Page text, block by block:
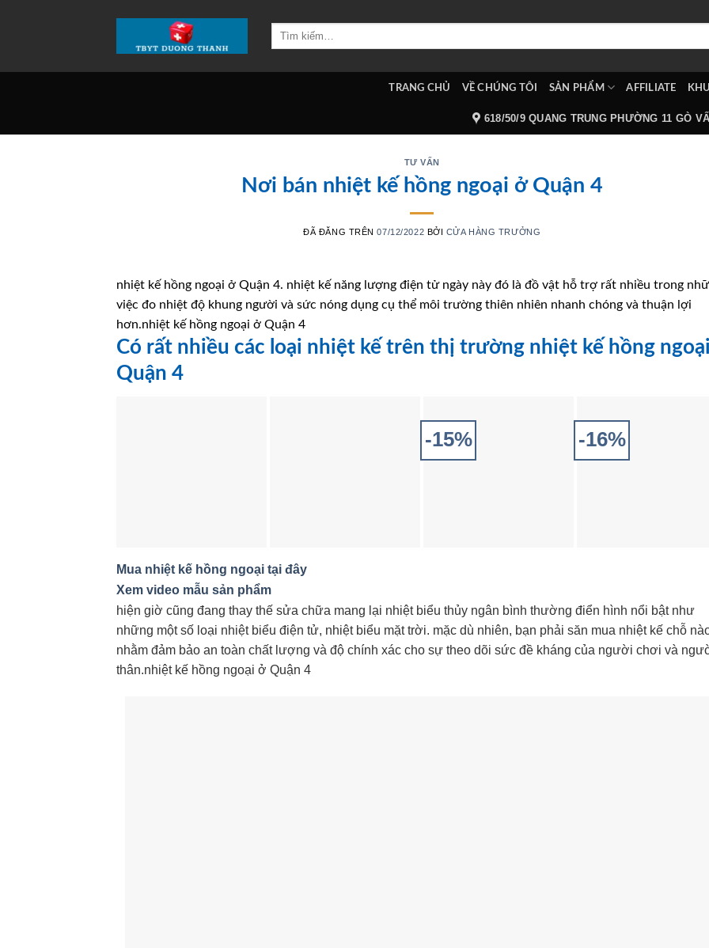
Tìm
TRANG CHỦ VỀ CHÚNG TÔI SẢN PHẨM AFFILIATE
618/50/9 QUANG TRUNG PHƯỜNG 11 GÒ
TƯ VẤN
Nơi bán nhiệt kế hồng ngoại ở Quận 4
ĐÃ ĐĂNG TRÊN07/12/2022 BỞI CỬA HÀNG TRƯỞNG
nhiệt kế hồng ngoại ở Quận 4. nhiệt kế năng lượng điện tử ngày này đó là đồ vật hỗ trợ rất nhiều trong
việc đo nhiệt độ khung người và sức nóng dụng cụ thể môi trường thiên nhiên nhanh chóng và thuận lợi
hơn.nhiệt kế hồng ngoại ở Quận 4
Có rất nhiều các loại nhiệt kế trên thị trường nhiệt kế hồng
Quận 4
-15% -16%
Mua nhiệt kế hồng ngoại tại đây
Xem video mẫu sản phẩm
hiện giờ cũng đang thay thế sửa chữa mang lại nhiệt biểu thủy ngân bình thường điển hình nổi bật như
những một số loại nhiệt biểu điện tử, nhiệt biểu mặt trời. mặc dù nhiên, bạn phải săn mua nhiệt kế chỗ
nhằm đảm bảo an toàn chất lượng và độ chính xác cho sự theo dõi sức đề kháng của người chơi và
thân.nhiệt kế hồng ngoại ở Quận 4